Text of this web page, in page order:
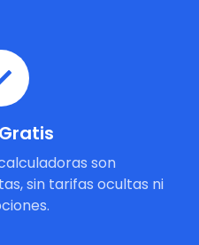
son
sin tarifas ocultas ni